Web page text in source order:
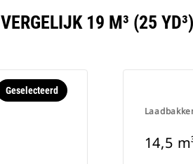
VERGELIJK 19 M³ (25
Geselecteerd
14,5